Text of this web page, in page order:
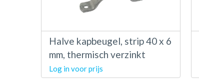
Halve kapbeugel, strip 40 x 6
mm, thermisch verzinkt
Log in voor prijs